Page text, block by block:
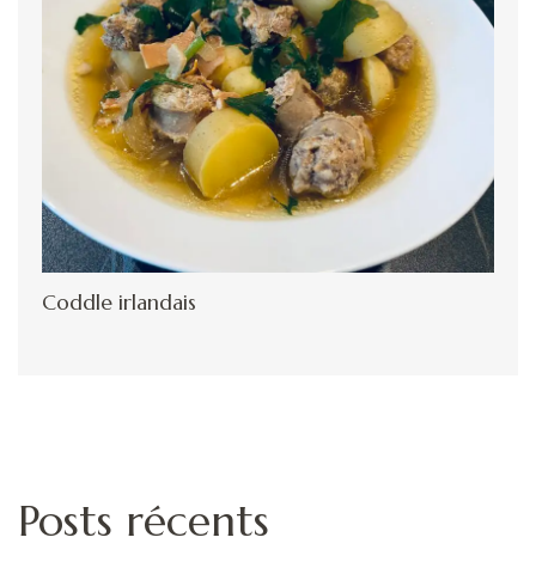
Coddle irlandais
Posts récents